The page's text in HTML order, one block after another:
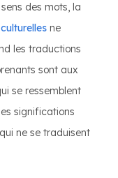
des mots, la
ne
les traductions
sont aux
se ressemblent
significations
ne se traduisent